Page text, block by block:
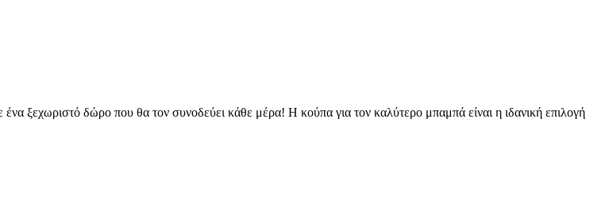
ξεχωριστό δώρο που θα τον συνοδεύει κάθε μέρα! Η κούπα για τον καλύτερο μπαμπά είναι η ιδανική επιλογή